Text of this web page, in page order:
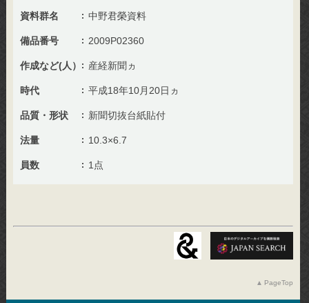
資料群名 中野君榮資料
備品番号 2009P02360
作成など(人） 産経新聞ヵ
時代 平成18年10月20日ヵ
品質・形状 新聞切抜台紙貼付
法量 10.3×6.7
員数 1点
PageTop